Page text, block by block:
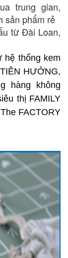
trung gian,
sản phẩm rẻ
từ Đài Loan,
hệ thống kem
HƯỞNG,
hàng không
thị FAMILY
FACTORY